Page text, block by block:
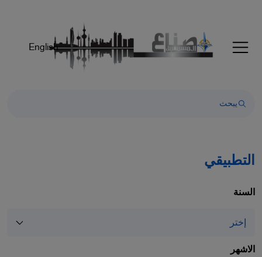
English
التطبيقي
السنة
الاشهر